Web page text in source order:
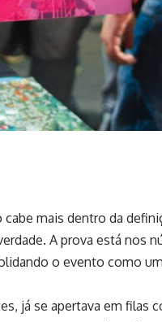
cabe mais dentro da
A prova está nos
o evento como
já se apertava em filas